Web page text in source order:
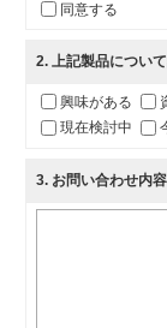
同意する
2. 上記製品につい
興味がある
現在検討中
3. お問い合わせ内容